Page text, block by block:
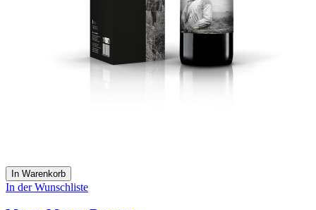
In Warenkorb
In der Wunschliste